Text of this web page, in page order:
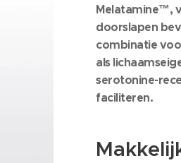
Melatamine™,
doorslapen
combinatie
als
serotonine-
faciliteren.